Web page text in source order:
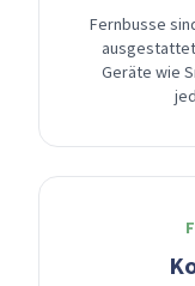
Fernbusse
Geräte wie